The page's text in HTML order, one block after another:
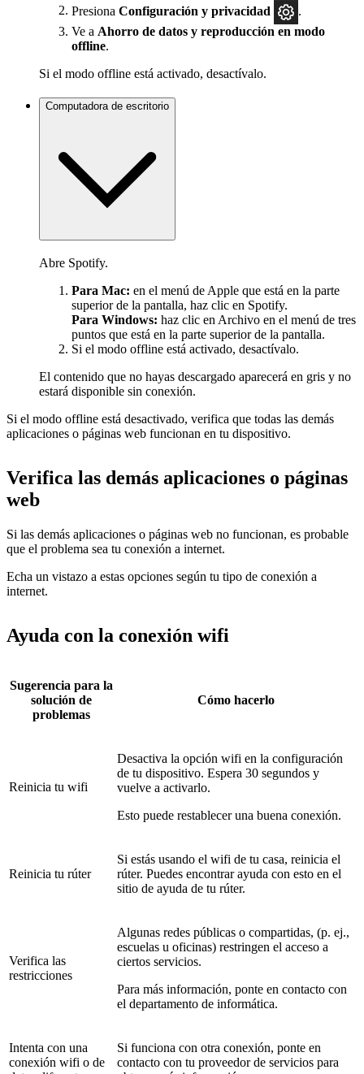
Presiona Configuración y privacidad
Ve a Ahorro de datos y reproducción en modo
offline.
Si el modo offline está activado, desactívalo.
Computadora de escritorio
Abre Spotify.
Para Mac: en el menú de Apple que está en la parte
superior de la pantalla, haz clic en Spotify.
Para Windows: haz clic en Archivo en el menú de tres
puntos que está en la parte superior de la pantalla.
Si el modo offline está activado, desactívalo.
El contenido que no hayas descargado aparecerá en gris y no
estará disponible sin conexión.
Si el modo offline está desactivado, verifica que todas las demás
aplicaciones o páginas web funcionan en tu dispositivo.
Verifica las demás aplicaciones o páginas
web
Si las demás aplicaciones o páginas web no funcionan, es probable
que el problema sea tu conexión a internet.
Echa un vistazo a estas opciones según tu tipo de conexión a
internet.
Ayuda con la conexión wifi
Sugerencia para la
solución de
problemas
Cómo hacerlo
Reinicia tu wifi
Desactiva la opción wifi en la configuración
de tu dispositivo. Espera 30 segundos y
vuelve a activarlo.
Esto puede restablecer una buena conexión.
Reinicia tu rúter
Si estás usando el wifi de tu casa, reinicia el
rúter. Puedes encontrar ayuda con esto en el
sitio de ayuda de tu rúter.
Verifica las
restricciones
Algunas redes públicas o compartidas, (p. ej.,
escuelas u oficinas) restringen el acceso a
ciertos servicios.
Para más información, ponte en contacto con
el departamento de informática.
Intenta con una
conexión wifi o de
Si funciona con otra conexión, ponte en
contacto con tu proveedor de servicios para